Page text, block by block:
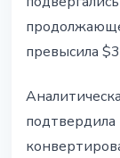
превысила